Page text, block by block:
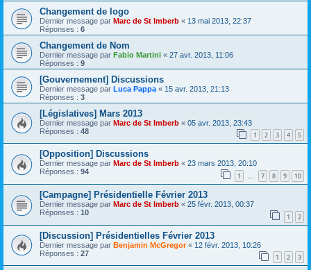
Changement de logo
Dernier message par Marc de St Imberb « 13 mai 2013, 22:37
Réponses : 6
Changement de Nom
Dernier message par Fabio Martini « 27 avr. 2013, 11:06
Réponses : 9
[Gouvernement] Discussions
Dernier message par Luca Pappa « 15 avr. 2013, 21:13
Réponses : 3
[Législatives] Mars 2013
Dernier message par Marc de St Imberb « 05 avr. 2013, 23:43
Réponses : 48 1 2 3 4 5
[Opposition] Discussions
Dernier message par Marc de St Imberb « 23 mars 2013, 20:10
Réponses : 94 1 … 7 8 9 10
[Campagne] Présidentielle Février 2013
Dernier message par Marc de St Imberb « 25 févr. 2013, 00:37
Réponses : 10 1 2
[Discussion] Présidentielles Février 2013
Dernier message par Benjamin McGregor« 12 févr. 2013, 10:26
Réponses : 27 1 2 3